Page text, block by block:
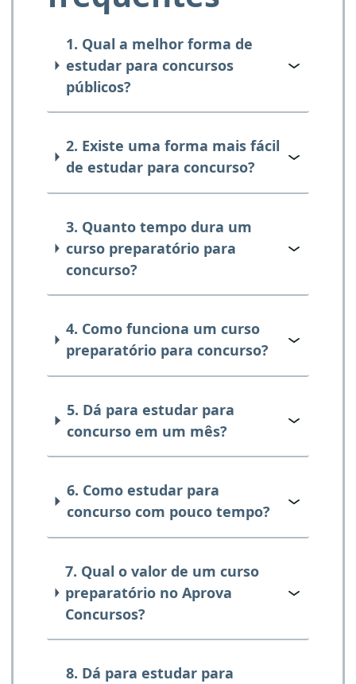
1. Qual a melhor forma de
estudar para concursos
públicos?
2. Existe uma forma mais fácil
de estudar para concurso?
3. Quanto tempo dura um
curso preparatório para
concurso?
4. Como funciona um curso
preparatório para concurso?
5. Dá para estudar para
concurso em um mês?
6. Como estudar para
concurso com pouco tempo?
7. Qual o valor de um curso
preparatório no Aprova
Concursos?
8. Dá para estudar para